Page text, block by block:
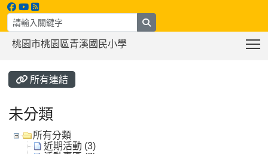
桃園市桃園區青溪國民小學
所有連結
未分類
所有分類
近期活動 (3)